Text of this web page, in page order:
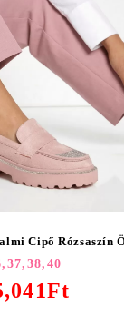
#18567
Cipő Rózsaszín
37, 38, 40